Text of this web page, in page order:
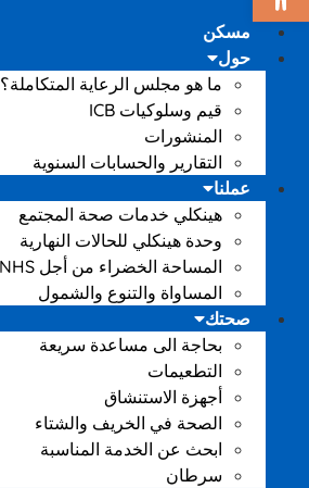
مسكن
حول
ما هو مجلس الرعاية المتكاملة؟
قيم وسلوكيات ICB
المنشورات
التقارير والحسابات السنوية
عملنا
هينكلي خدمات صحة المجتمع
وحدة هينكلي للحالات النهارية
المساحة الخضراء من أجل NHS أكثر اخضرارًا
المساواة والتنوع والشمول
صحتك
بحاجة الى مساعدة سريعة
التطعيمات
أجهزة الاستنشاق
الصحة في الخريف والشتاء
ابحث عن الخدمة المناسبة
سرطان